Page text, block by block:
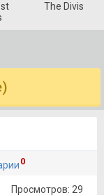
The Division
0
Просмотров: 29